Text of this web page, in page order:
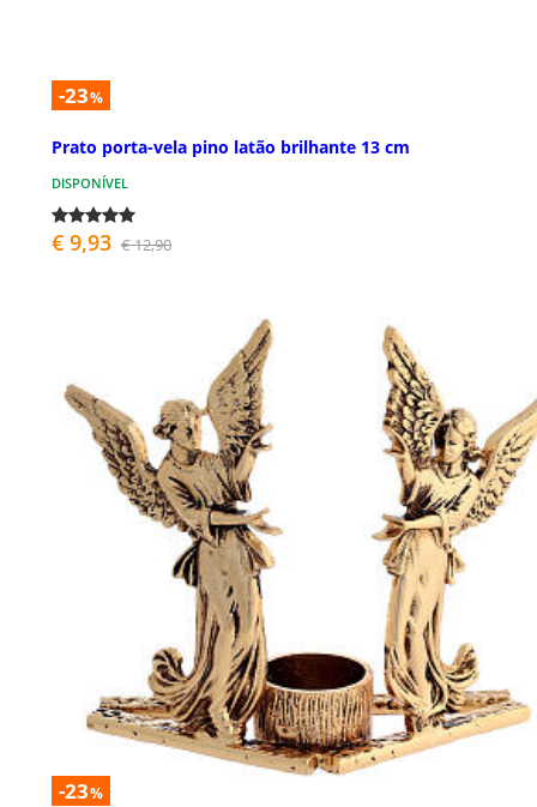
-23%
Prato porta-vela pino latão brilhante 13 cm
DISPONÍVEL
€ 9,93 € 12,90
-23%